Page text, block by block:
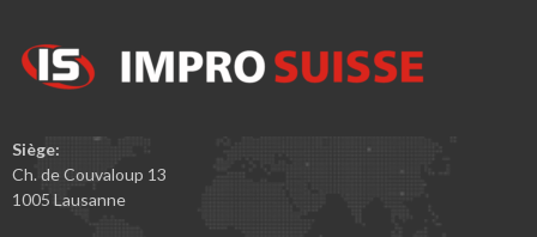
Siège:
Ch. de Couvaloup 13
1005 Lausanne